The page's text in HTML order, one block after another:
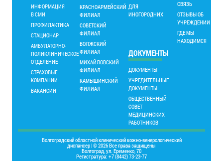
ИНФОРМАЦИЯ
В СМИ
ПРОФИЛАКТИКА
СТАЦИОНАР
АМБУЛАТОРНО-
ПОЛИКЛИНИЧЕСКОЕ
ОТДЕЛЕНИЕ
СТРАХОВЫЕ
КОМПАНИИ
ВАКАНСИИ
КРАСНОАРМЕЙСКИЙ
ФИЛИАЛ
СОВЕТСКИЙ
ФИЛИАЛ
ВОЛЖСКИЙ
ФИЛИАЛ
МИХАЙЛОВСКИЙ
ФИЛИАЛ
КАМЫШИНСКИЙ
ФИЛИАЛ
ДЛЯ
ИНОГОРОДНИХ
СВЯЗЬ
ОТЗЫВЫ ОБ
УЧРЕЖДЕНИИ
ГДЕ МЫ
НАХОДИМСЯ
ДОКУМЕНТЫ
ДОКУМЕНТЫ
УЧРЕДИТЕЛЬНЫЕ
ДОКУМЕНТЫ
ОБЩЕСТВЕННЫЙ
СОВЕТ
МЕДИЦИНСКИХ
РАБОТНИКОВ
Волгоградский областной клинический кожно-венерологический
диспансер | © 2026 Все права защищены
Волгоград, ул. Еременко, 70
Регистратура: +7 (8442) 73-23-77